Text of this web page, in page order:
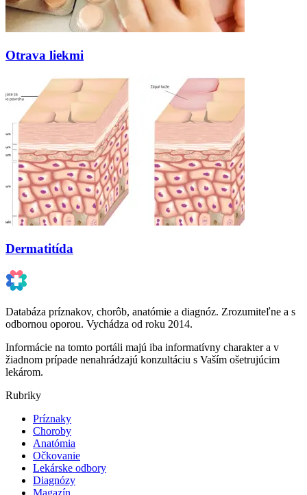
Otrava liekmi
Dermatitída
Databáza príznakov, chorôb, anatómie a diagnóz. Zrozumiteľne a s
odbornou oporou. Vychádza od roku 2014.
Informácie na tomto portáli majú iba informatívny charakter a v
žiadnom prípade nenahrádzajú konzultáciu s Vaším ošetrujúcim
lekárom.
Rubriky
Príznaky
Choroby
Anatómia
Očkovanie
Lekárske odbory
Diagnózy